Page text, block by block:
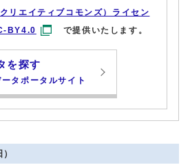
リエイティブコモンズ）ライセン
BY4.0 で提供いたします。
を探す
タポータルサイト